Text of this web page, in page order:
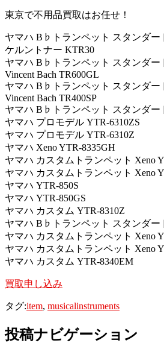
東京で不用品買取はお任せ！
ヤマハ B♭トランペット スタンダー
ケルントナー KTR30
ヤマハ B♭トランペット スタンダー
Vincent Bach TR600GL
ヤマハ B♭トランペット スタンダー
Vincent Bach TR400SP
ヤマハ B♭トランペット スタンダー
ヤマハ プロモデル YTR-6310ZS
ヤマハ プロモデル YTR-6310Z
ヤマハ Xeno YTR-8335GH
ヤマハ カスタムトランペット Xeno
ヤマハ カスタムトランペット Xeno
ヤマハ YTR-850S
ヤマハ YTR-850GS
ヤマハ カスタム YTR-8310Z
ヤマハ B♭トランペット スタンダー
ヤマハ カスタムトランペット Xeno
ヤマハ カスタムトランペット Xeno
ヤマハ カスタム YTR-8340EM
買取申し込み
タグ:item, musicalinstruments
投稿ナビゲーション